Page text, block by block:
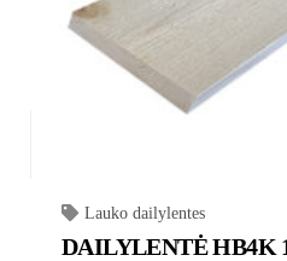
Lauko dailylentes
DAILYLENTĖ HB4K